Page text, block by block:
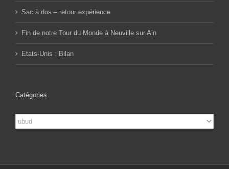
Sac à dos – retour expérience
Fin de notre Tour du Monde à Neuville sur Ain
Etats-Unis : Bilan
Catégories
Catégories